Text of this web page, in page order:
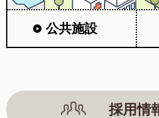
公共施設
採用情